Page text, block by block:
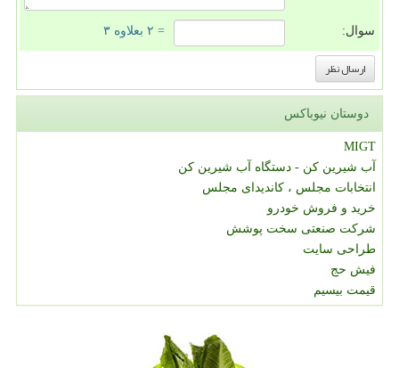
سوال: = ۲ بعلاوه ۳
دوستان نیوباکس
MIGT
آب شیرین کن - دستگاه آب شیرین کن
انتخابات مجلس ، کاندیدای مجلس
خرید و فروش خودرو
شرکت صنعتی سخت پوشش
طراحی سایت
فیش حج
قیمت بیسیم